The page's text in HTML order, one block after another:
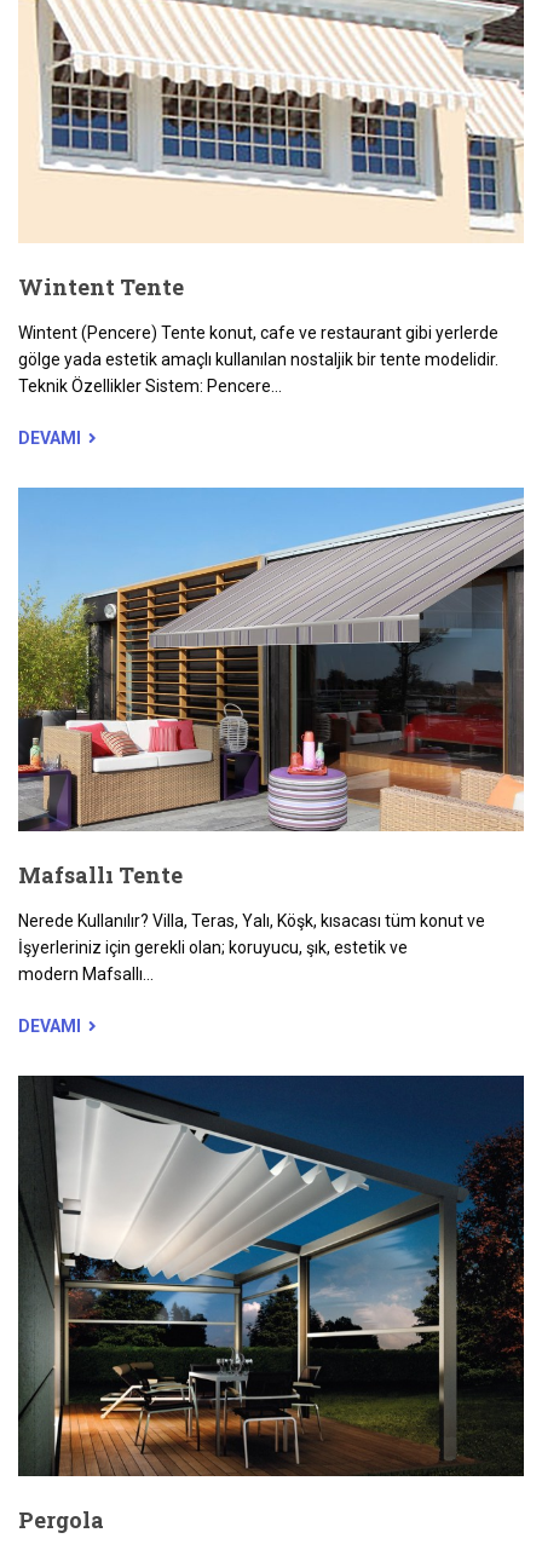
Wintent Tente
Wintent (Pencere) Tente konut, cafe ve restaurant gibi yerlerde
gölge yada estetik amaçlı kullanılan nostaljik bir tente modelidir.
Teknik Özellikler Sistem: Pencere...
DEVAMI
Mafsallı Tente
Nerede Kullanılır? Villa, Teras, Yalı, Köşk, kısacası tüm konut ve
İşyerleriniz için gerekli olan; koruyucu, şık, estetik ve
modern Mafsallı...
DEVAMI
Pergola